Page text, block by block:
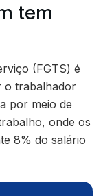
tem
(FGTS) é
o trabalhador
por meio de
onde os
8% do salário